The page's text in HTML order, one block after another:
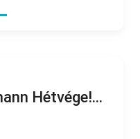
Hétvége!...